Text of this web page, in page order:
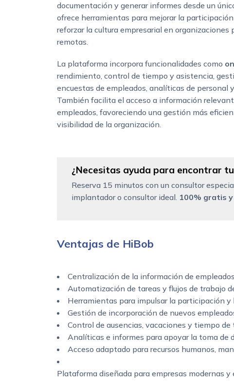
documentación y generar informes desde un
ofrece herramientas para mejorar la
reforzar la cultura empresarial en organizaciones
remotas.
La plataforma incorpora funcionalidades como
rendimiento, control de tiempo y asistencia,
encuestas de empleados, analíticas de personal
También facilita el acceso a información
empleados, favoreciendo una gestión más
visibilidad de la organización.
¿Necesitas ayuda para encontrar
Reserva 15 minutos con un consultor
implantador o consultor ideal. 100% gratis
Ventajas de HiBob
Centralización de la información de
Automatización de tareas y flujos de trabajo
Herramientas para impulsar la participación y
Gestión de incorporación de nuevos
Control de ausencias, vacaciones y tiempo de
Analíticas e informes para apoyar la toma de
Acceso adaptado para recursos humanos,
Plataforma diseñada para empresas modernas y